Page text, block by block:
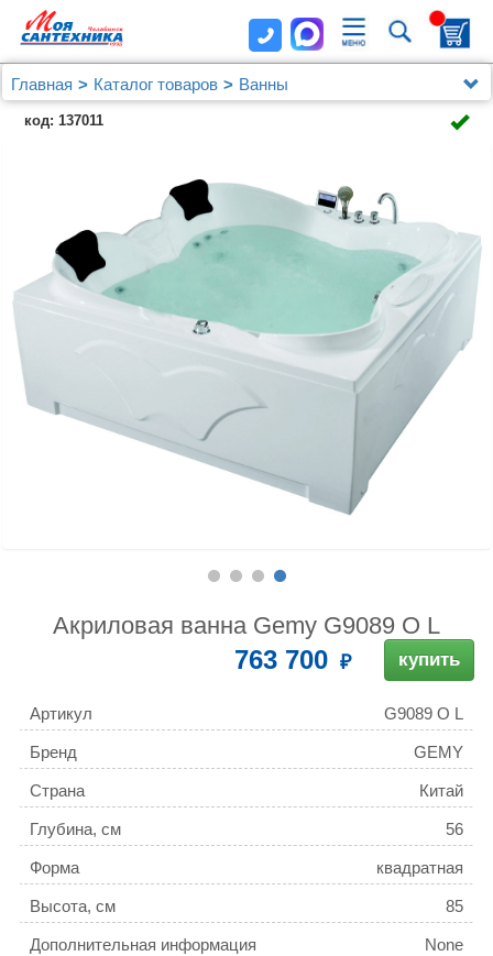
Главная Каталог товаров
Ванны
Акриловая ванна Gemy G9089 O L
код: 137011
Акриловая ванна Gemy G9089 O L
763 700 купить
Артикул G9089 O L
Бренд GEMY
Страна Китай
Глубина, см 56
Форма квадратная
Высота, см 85
Дополнительная информация None